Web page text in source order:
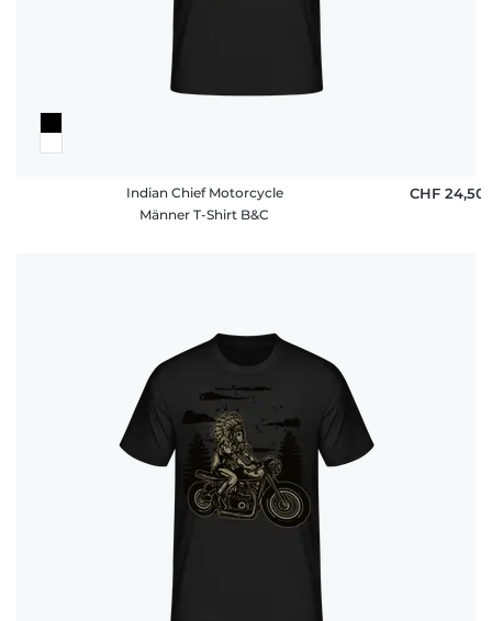
Indian Chief Motorcycle
Männer T-Shirt B&C
CHF 24,50